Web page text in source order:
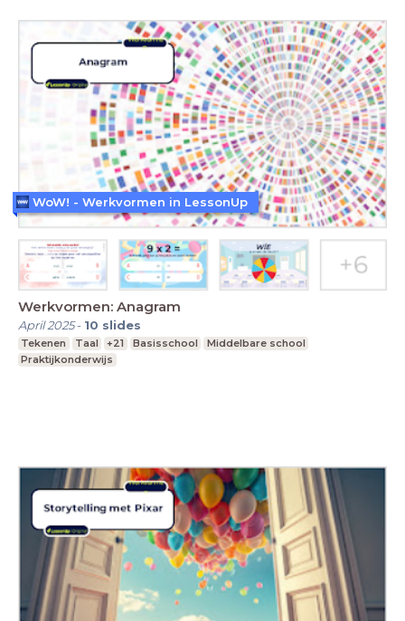
Werkvormen: Anagram
April 2025- 10 slides
Tekenen Taal +21 Basisschool
Middelbare school
Praktijkonderwijs
WoW! - Werkvormen in LessonUp